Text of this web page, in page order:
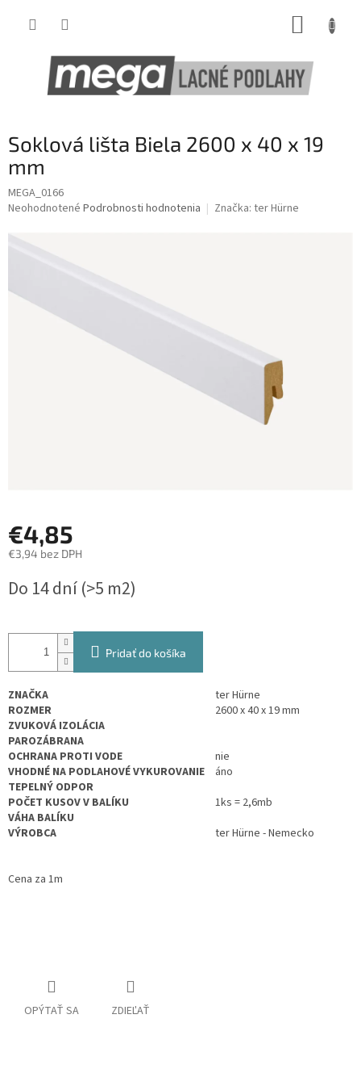
Soklová lišta Biela 2600 x 40 x 19
mm
MEGA_0166
Priemerné
hviezdičiek.
Neohodnotené Podrobnosti hodnotenia Značka: ter Hürne
€4,85
€3,94 bez DPH
cena:
Do 14 dní(>5 m2)
Pridať do košíka
ZNAČKA
ter Hürne
ROZMER
2600 x 40 x 19 mm
ZVUKOVÁ IZOLÁCIA
PAROZÁBRANA
OCHRANA PROTI VODE
nie
VHODNÉ NA PODLAHOVÉ VYKUROVANIE
áno
TEPELNÝ ODPOR
POČET KUSOV V BALÍKU
1ks = 2,6mb
VÁHA BALÍKU
VÝROBCA
ter Hürne - Nemecko
Cena za 1m
OPÝTAŤ SA ZDIEĽAŤ